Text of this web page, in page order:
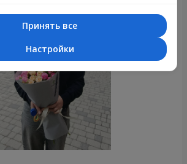
Принять все
Настройки